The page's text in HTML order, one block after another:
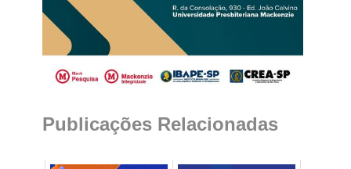
Publicações Relacionadas